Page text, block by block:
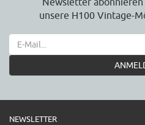
unsere H100 Vintage-
NEWSLETTER